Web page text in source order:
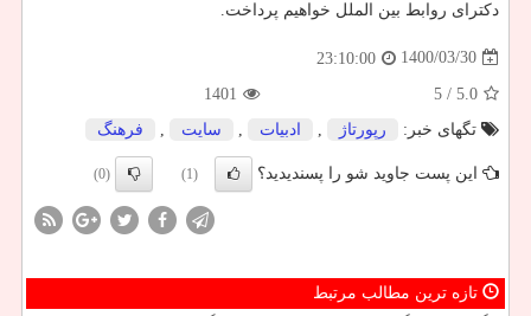
دکترای روابط بین الملل خواهیم پرداخت.
1400/03/30
23:10:00
5.0
/ 5
1401
تگهای خبر:
رپورتاژ , ادبیات , سایت , فرهنگ
این پست جاوید شو را پسندیدید؟ (1)
(0)
تازه ترین مطالب مرتبط